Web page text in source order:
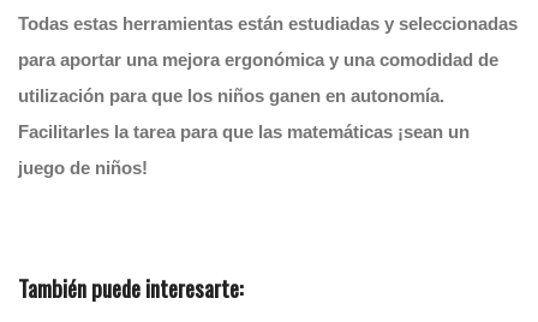
Todas estas herramientas están estudiadas y seleccionadas
para aportar una mejora ergonómica y una comodidad de
utilización para que los niños ganen en autonomía.
Facilitarles la tarea para que las matemáticas ¡sean un
juego de niños!
También puede interesarte: